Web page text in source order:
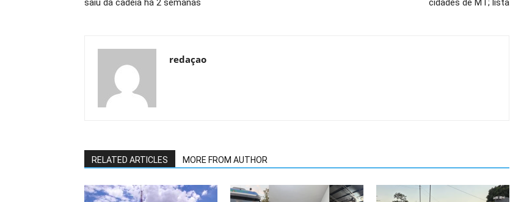
saiu da cadeia há 2 semanas
cidades de MT; lista
redaçao
RELATED ARTICLES MORE FROM AUTHOR